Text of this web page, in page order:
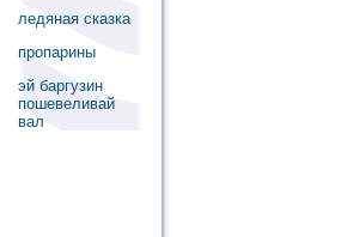
ледяная сказка
пропарины
эй баргузин
пошевеливай
вал